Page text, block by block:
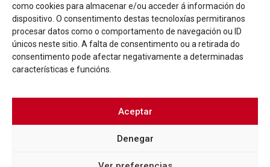
como cookies para almacenar e/ou acceder á información do
dispositivo. O consentimento destas tecnoloxías permitiranos
procesar datos como o comportamento de navegación ou ID
únicos neste sitio. A falta de consentimento ou a retirada do
consentimento pode afectar negativamente a determinadas
características e funcións.
Aceptar
Denegar
BLOG
UN RECITAL PÓETICO NA PRAZA DO ABANICO
POÑERÁ FIN AO TALLER DE VOZ ORGANIZADO POR
ÉVAME OROZA